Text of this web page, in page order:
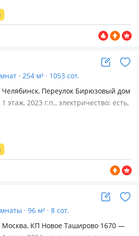
Продам или обменяю на
недвижимость или иные активы, аато
· 254 м² · 1053 сот.
Челябинск, Переулок Бирюзовый дом
5 — Кременкульское поселение
1 этаж, 2023 г.п., электричество: есть,
инфраструктура, до города 10 км,
асфальт, рядом детский сад, школа
· 96 м² · 8 сот.
Москва, КП Новое Таширово 1670 —